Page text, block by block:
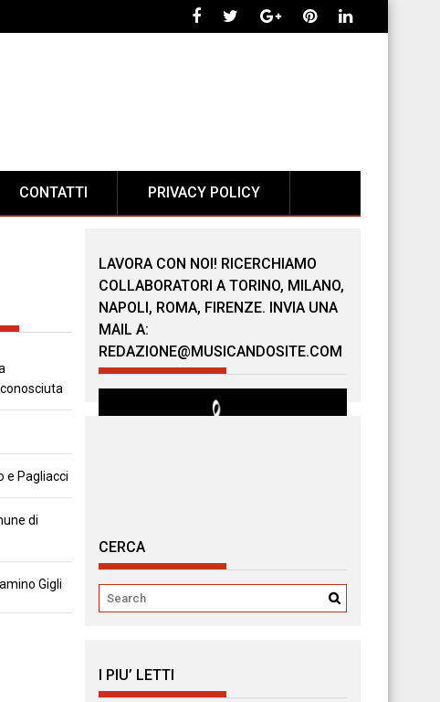
CONTATTI PRIVACY POLICY
e Pagliacci
di
Gigli
LAVORA CON NOI! RICERCHIAMO
COLLABORATORI A TORINO, MILANO,
NAPOLI, ROMA, FIRENZE. INVIA UNA
MAIL A:
REDAZIONE@MUSICANDOSITE.COM
CERCA
I PIU’ LETTI